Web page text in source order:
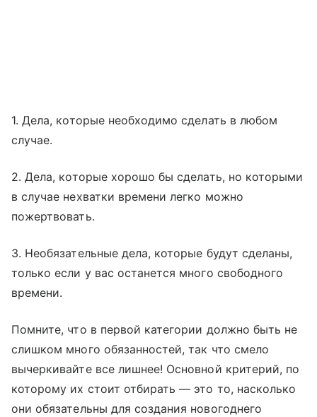
1. Дела, которые необходимо сделать в любом
случае.
2. Дела, которые хорошо бы сделать, но которыми
в случае нехватки времени легко можно
пожертвовать.
3. Необязательные дела, которые будут сделаны,
только если у вас останется много свободного
времени.
Помните, что в первой категории должно быть не
слишком много обязанностей, так что смело
вычеркивайте все лишнее! Основной критерий, по
которому их стоит отбирать — это то, насколько
они обязательны для создания новогоднего